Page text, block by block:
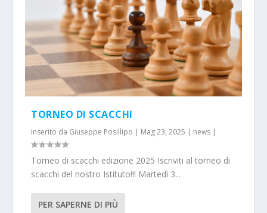
TORNEO DI SCACCHI
Inserito da Giuseppe Posillipo | Mag 23, 2025 | news |
Torneo di scacchi edizione 2025 Iscriviti al torneo di
scacchi del nostro Istituto!!! Martedì 3...
PER SAPERNE DI PIÙ